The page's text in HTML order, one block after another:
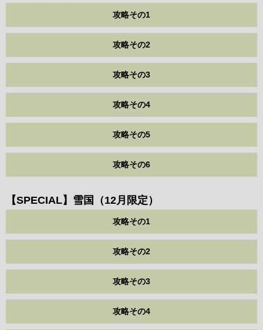
攻略その1
攻略その2
攻略その3
攻略その4
攻略その5
攻略その6
【SPECIAL】雪国（12月限定）
攻略その1
攻略その2
攻略その3
攻略その4